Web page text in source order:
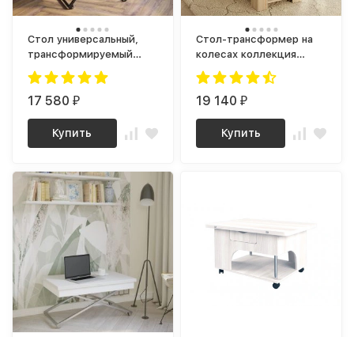
Стол универсальный,
трансформируемый
Андрэ Loft ЛДСП Дуб
вотан / Черный
17 580₽
Купить
Стол-трансформер на
колесах коллекция
NOBILE
19 140₽
Купить